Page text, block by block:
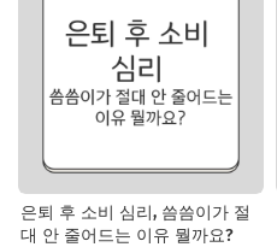
은퇴 후 소비 심리, 씀씀이가 절
대 안 줄어드는 이유 뭘까요?